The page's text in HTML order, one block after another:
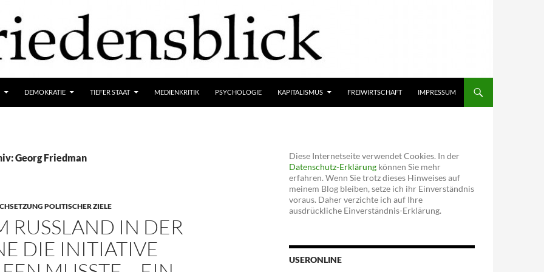
DEMOKRATIE TIEFER STAAT MEDIENKRITIK PSYCHOLOGIE KAPITALISMUS FREIWIRTSCHAFT IMPRESSUM
Georg Friedman
POLITISCHER ZIELE
RUSSLAND IN DER
DIE INITIATIVE
Diese Internetseite verwendet Cookies. In der
Datenschutz-Erklärung können Sie mehr
erfahren. Wenn Sie trotz dieses Hinweises auf
meinem Blog bleiben, setze ich ihr Einverständnis
voraus. Daher verzichte ich auf Ihre
ausdrückliche Einverständnis-Erklärung.
USERONLINE